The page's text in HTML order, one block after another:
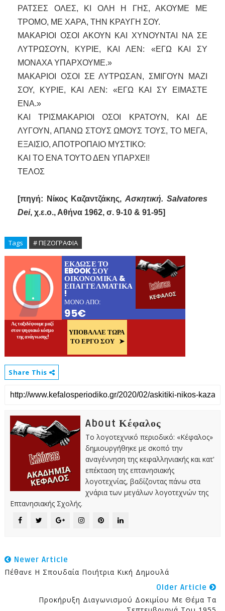
ΡΑΤΣΕΣ ΟΛΕΣ, ΚΙ ΟΛΗ Η ΓΗΣ, ΑΚΟΥΜΕ ΜΕ
ΤΡΟΜΟ, ΜΕ ΧΑΡΑ, ΤΗΝ ΚΡΑΥΓΗ ΣΟΥ.
ΜΑΚΑΡΙΟΙ ΟΣΟΙ ΑΚΟΥΝ ΚΑΙ ΧΥΝΟΥΝΤΑΙ ΝΑ ΣΕ
ΛΥΤΡΩΣΟΥΝ, ΚΥΡΙΕ, ΚΑΙ ΛΕΝ: «ΕΓΩ ΚΑΙ ΣΥ
ΜΟΝΑΧΑ ΥΠΑΡΧΟΥΜΕ.»
ΜΑΚΑΡΙΟΙ ΟΣΟΙ ΣΕ ΛΥΤΡΩΣΑΝ, ΣΜΙΓΟΥΝ ΜΑΖΙ
ΣΟΥ, ΚΥΡΙΕ, ΚΑΙ ΛΕΝ: «ΕΓΩ ΚΑΙ ΣΥ ΕΙΜΑΣΤΕ
ΕΝΑ.»
ΚΑΙ ΤΡΙΣΜΑΚΑΡΙΟΙ ΟΣΟΙ ΚΡΑΤΟΥΝ, ΚΑΙ ΔΕ
ΛΥΓΟΥΝ, ΑΠΑΝΩ ΣΤΟΥΣ ΩΜΟΥΣ ΤΟΥΣ, ΤΟ ΜΕΓΑ,
ΕΞΑΙΣΙΟ, ΑΠΟΤΡΟΠΑΙΟ ΜΥΣΤΙΚΟ:
ΚΑΙ ΤΟ ΕΝΑ ΤΟΥΤΟ ΔΕΝ ΥΠΑΡΧΕΙ!
ΤΕΛΟΣ
[πηγή: Νίκος Καζαντζάκης, Ασκητική. Salvatores
Dei, χ.ε.ο., Αθήνα 1962, σ. 9-10 & 91-95]
Tags # ΠΕΖΟΓΡΑΦΙΑ
Share This
About Κέφαλος
Το λογοτεχνικό περιοδικό: «Κέφαλος»
δημιουργήθηκε με σκοπό την
αναγέννηση της κεφαλληνιακής και κατ'
επέκταση της επτανησιακής
λογοτεχνίας, βαδίζοντας πάνω στα
χνάρια των μεγάλων λογοτεχνών της
Επτανησιακής Σχολής.
Newer Article
Πέθανε Η Σπουδαία Ποιήτρια Κική Δημουλά
Older Article
Προκήρυξη Διαγωνισμού Δοκιμίου Με Θέμα Τα